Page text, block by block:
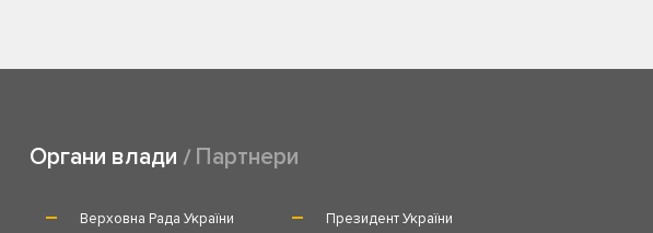
Органи влади Партнери
Верховна Рада України
Президент України